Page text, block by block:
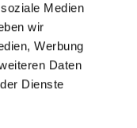
Medien
wir
Werbung
Daten
Dienste